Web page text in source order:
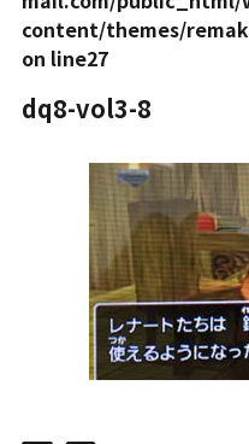
content/themes/
on line27
dq8-vol3-8